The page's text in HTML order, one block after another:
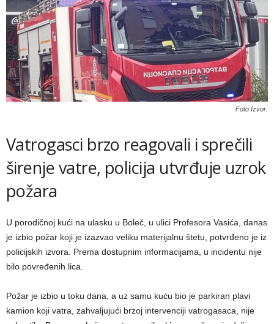
Foto Izvor:
Vatrogasci brzo reagovali i sprečili
širenje vatre, policija utvrđuje uzrok
požara
U porodičnoj kući na ulasku u Boleč, u ulici Profesora Vasića, danas
je izbio požar koji je izazvao veliku materijalnu štetu, potvrđeno je iz
policijskih izvora. Prema dostupnim informacijama, u incidentu nije
bilo povređenih lica.
Požar je izbio u toku dana, a uz samu kuću bio je parkiran plavi
kamion koji vatra, zahvaljujući brzoj intervenciji vatrogasaca, nije